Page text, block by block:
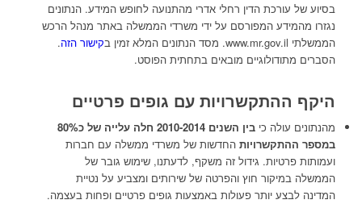
בסיוע של עורכת הדין רחלי אדרי מהתנועה לחופש המידע. הנתונים
נגזרו מהמידע המפורסם על ידי משרדי הממשלה באתר מנהל הרכש
הממשלתי www.mr.gov.il. מסד הנתונים המלא זמין ב
קישור הזה.
הסברים מתודולוגיים מובאים בתחתית הפוסט.
היקף ההתקשרויות עם גופים פרטיים
מהנתונים עולה כי
בין השנים 2010-2014 חלה עלייה של כ80%
במספר ההתקשרויותהחדשות של משרדי ממשלה עם חברות
ועמותות פרטיות. גידול זה משקף, לדעתנו, שימוש גובר של
הממשלה במיקור חוץ והפרטה של שירותים ומצביע על נטיית
המדינה לבצע יותר פעולות באמצעות גופים פרטיים ופחות בעצמה.